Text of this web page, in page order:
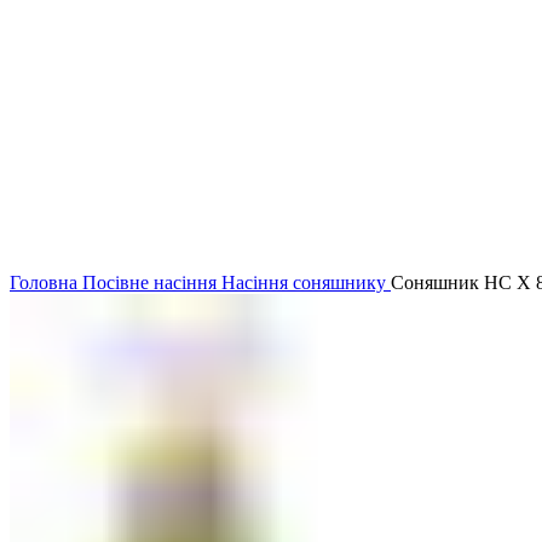
Головна Посівне насіння Насіння соняшнику Соняшник НС Х